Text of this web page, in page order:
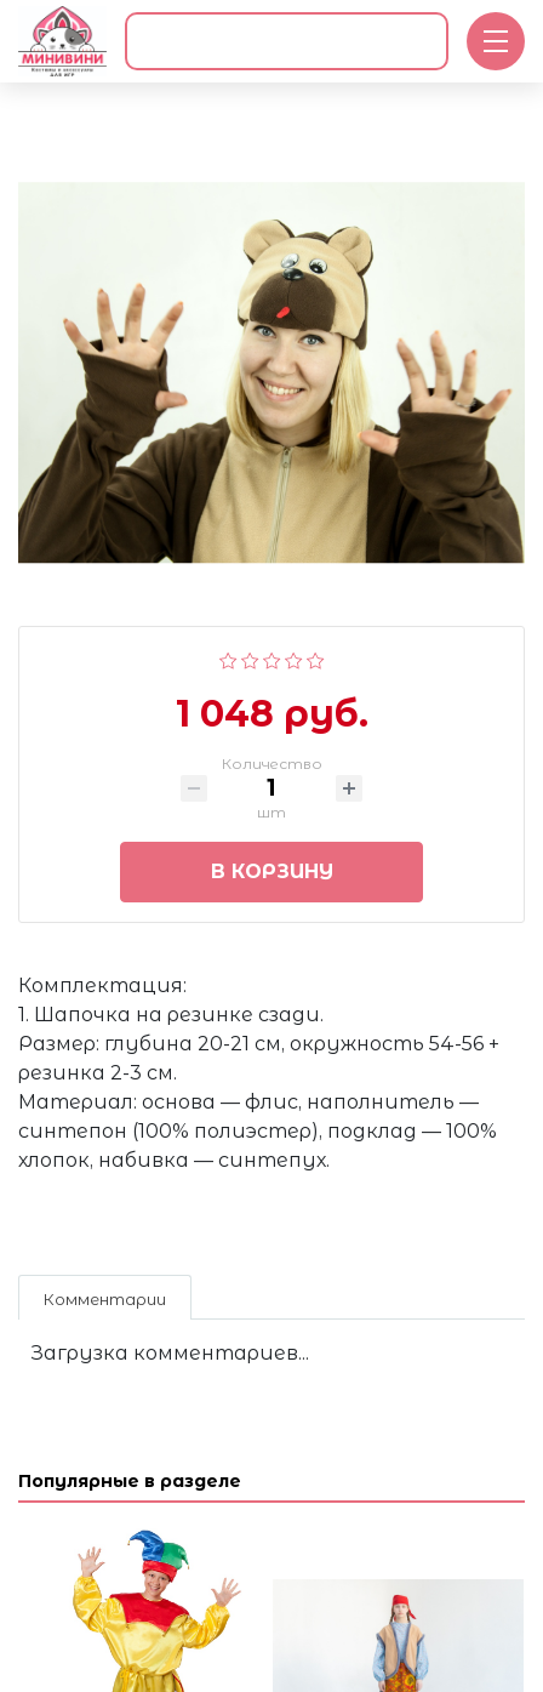
1 048 руб.
Количество
шт
В КОРЗИНУ
Комплектация:
1. Шапочка на резинке сзади.
Размер: глубина 20-21 см, окружность 54-56 +
резинка 2-3 см.
Материал: основа — флис, наполнитель —
синтепон (100% полиэстер), подклад — 100%
хлопок, набивка — синтепух.
Комментарии
Загрузка комментариев...
Популярные в разделе